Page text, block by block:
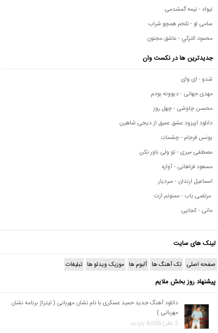
نیواد - نیمه گمشدمی
سامی لو - تلخم همچو شراب
محمود التركي - عاشق مجنون
جدیدترین ها در نکست وان
شدو - ای وای
مهدی جهانی - دیوونه بودم
محسن چاوشی - چهل روز
دانلود اپیزود عشق عمیق از دیجی شاهین
یونس فرجام - چشمات
مصطفی میری - تو ولی باور نکن
مسعود فراهانی - آواره
اسماعیل ارندان - سردیار
مرتضی باب - ممنونم ازت
مانی - کجایی
لینک های سایت
صفحه اصلی تک آهنگ ها آلبوم ها موزیک ویدئو ها تبلیغات
پیشنهاد روز بخش ملایم
دانلود آهنگ جدید حمید عسکری با نام نشان مهربانی ( تیتراژ برنامه نشان
مهربانی )
5 نظر | 4,656 بازدید